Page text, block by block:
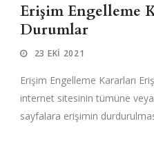
Erişim Engelleme
Durumlar
23 EKI 2021
Erişim Engelleme Kararları
internet sitesinin tümüne
sayfalara erişimin